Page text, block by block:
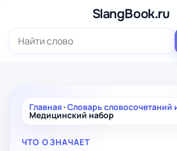
содержимому
SlangBook.ru
Поиск:
Главная•Словарь словосочетаний
Медицинский набор
ЧТО ОЗНАЧАЕТ